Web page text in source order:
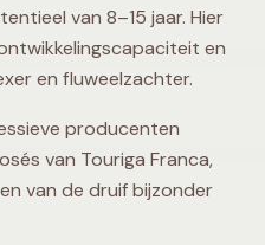
van 8–15 jaar. Hier
en
en fluweelzachter.
producenten
van Touriga Franca,
van de druif bijzonder